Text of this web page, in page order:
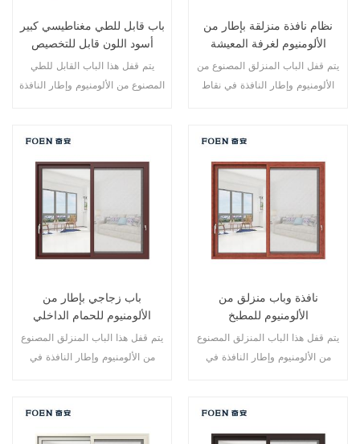
باب قابل للطي مغناطيسي كبير
أسود اللون قابل للتخصيص
للاستخدام المتين
يتم قفل هذا الباب القابل للطي
المصنوع من الألومنيوم وإطار النافذة
مختلفة من الأبواب لتلبية الاحتياجات
المعمارية المختلفة.
نظام نافذة منزلقة بإطار من
الألومنيوم لغرفة المعيشة
بطباعة خشبية
يتم قفل الباب المنزلق المصنوع من
الألومنيوم وإطار النافذة في نقاط
الأبواب لتلبية الاحتياجات المعمارية
المختلفة.
باب زجاجي بإطار من
الألومنيوم للحمام الداخلي
يتم قفل هذا الباب المنزلق المصنوع
من الألومنيوم وإطار النافذة في
الأبواب لتلبية الاحتياجات المعمارية
المختلفة
نافذة وباب منزلق من
الألومنيوم للمطبخ
يتم قفل هذا الباب المنزلق المصنوع
من الألومنيوم وإطار النافذة في
الأبواب لتلبية الاحتياجات المعمارية
المختلفة